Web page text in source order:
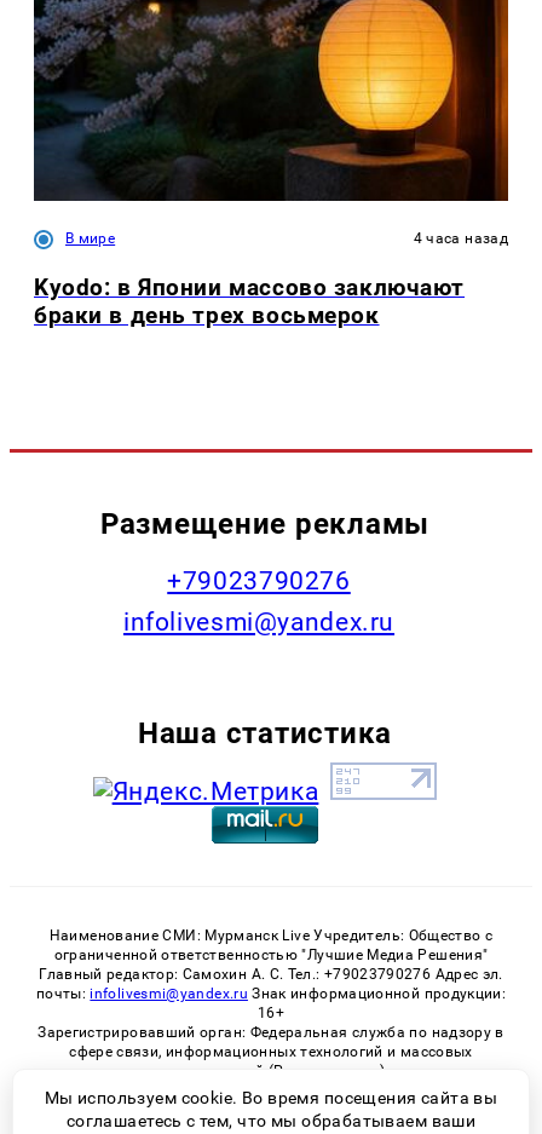
В мире 4 часа назад
Kyodo: в Японии массово заключают
браки в день трех восьмерок
Размещение рекламы
+79023790276
infolivesmi@yandex.ru
Наша статистика
Наименование СМИ: Мурманск Live Учредитель: Общество с
ограниченной ответственностью "Лучшие Медиа Решения"
Главный редактор: Самохин А. С. Тел.: +79023790276 Адрес эл.
почты: infolivesmi@yandex.ru Знак информационной продукции:
16+
Зарегистрировавший орган: Федеральная служба по надзору в
сфере связи, информационных технологий и массовых
коммуникаций (Роскомнадзор)
Регистрационный номер СМИ ЭЛ № ФС 77 - 82534 от 21.01.2022
Мы используем cookie. Во время посещения сайта вы
соглашаетесь с тем, что мы обрабатываем ваши